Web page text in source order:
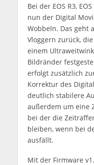
Bei der EOS R3,
nun der Digital
Wobbeln. Das geht
Vloggern zurück,
einem
Bildränder
erfolgt zusätzlich
Korrektur des
deutlich stabilere
außerdem um eine
bei der die
bleiben, wenn bei
ausfällt.
Mit der Firmware